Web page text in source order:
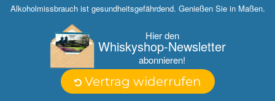
Alkoholmissbrauch ist gesundheitsgefährdend. Genießen Sie in Maßen.
Hier den
Whisky­shop-Newsletter
abonnieren!
Vertrag widerrufen